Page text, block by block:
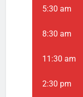
5:30 am
8:30 am
11:30 am
2:30 pm